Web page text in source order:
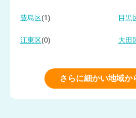
豊島区 (1) 目黒
江東区 (0) 大田
さらに細かい地域